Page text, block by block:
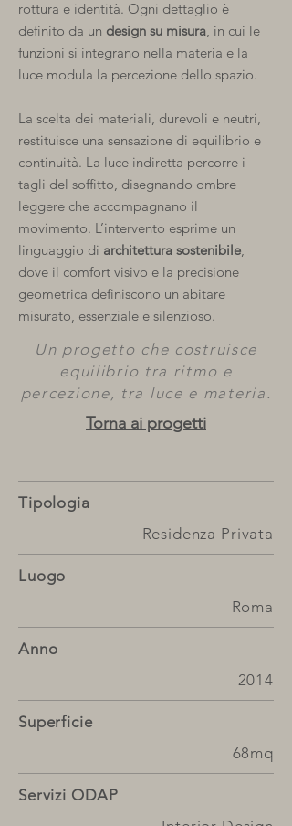
rottura e identità. Ogni dettaglio è
definito da un design su misura, in cui le
funzioni si integrano nella materia e la
luce modula la percezione dello spazio.
La scelta dei materiali, durevoli e neutri,
restituisce una sensazione di equilibrio e
continuità. La luce indiretta percorre i
tagli del soffitto, disegnando ombre
leggere che accompagnano il
movimento. L’intervento esprime un
linguaggio di architettura sostenibile,
dove il comfort visivo e la precisione
geometrica definiscono un abitare
misurato, essenziale e silenzioso.
Un progetto che costruisce
equilibrio tra ritmo e
percezione, tra luce e materia.
Torna ai progetti
Tipologia
Residenza Privata
Luogo
Roma
Anno
2014
Superficie
68mq
Servizi ODAP